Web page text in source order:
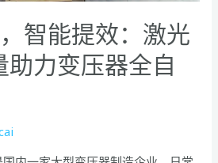
智能提效：激光
力变压器全自